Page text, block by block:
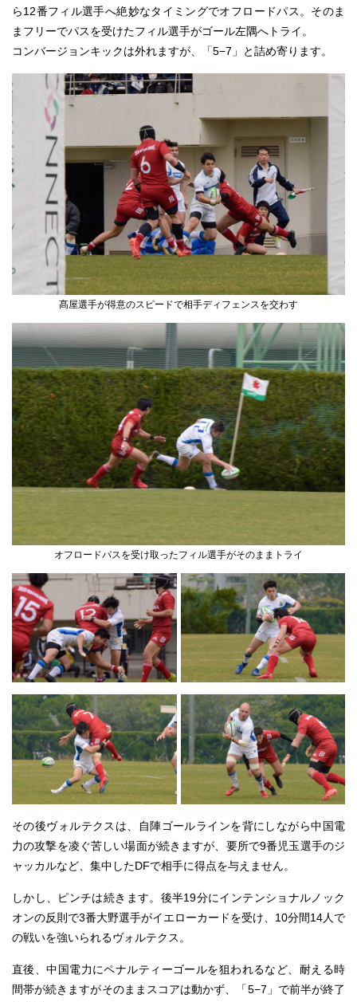
ら12番フィル選手へ絶妙なタイミングでオフロードパス。そのま
まフリーでパスを受けたフィル選手がゴール左隅へトライ。
コンバージョンキックは外れますが、「5−7」と詰め寄ります。
髙屋選手が得意のスピードで相手ディフェンスを交わす
オフロードパスを受け取ったフィル選手がそのままトライ
その後ヴォルテクスは、自陣ゴールラインを背にしながら中国電
力の攻撃を凌ぐ苦しい場面が続きますが、要所で9番児玉選手のジ
ャッカルなど、集中したDFで相手に得点を与えません。
しかし、ピンチは続きます。後半19分にインテンショナルノック
オンの反則で3番大野選手がイエローカードを受け、10分間14人で
の戦いを強いられるヴォルテクス。
直後、中国電力にペナルティーゴールを狙われるなど、耐える時
間帯が続きますがそのままスコアは動かず、「5−7」で前半が終了